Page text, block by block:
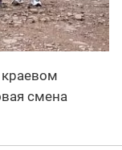
краевом
смена